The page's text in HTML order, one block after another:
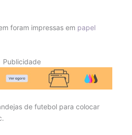
foram impressas em papel
Publicidade
de futebol para colocar